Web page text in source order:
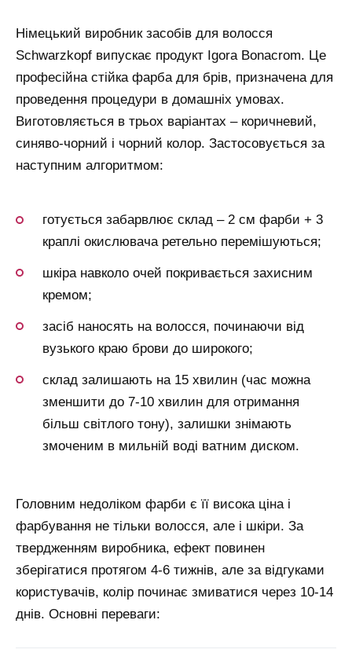
Німецький виробник засобів для волосся
Schwarzkopf випускає продукт Igora Bonacrom. Це
професійна стійка фарба для брів, призначена для
проведення процедури в домашніх умовах.
Виготовляється в трьох варіантах – коричневий,
синяво-чорний і чорний колор. Застосовується за
наступним алгоритмом:
готується забарвлює склад – 2 см фарби + 3
краплі окислювача ретельно перемішуються;
шкіра навколо очей покривається захисним
кремом;
засіб наносять на волосся, починаючи від
вузького краю брови до широкого;
склад залишають на 15 хвилин (час можна
зменшити до 7-10 хвилин для отримання
більш світлого тону), залишки знімають
змоченим в мильній воді ватним диском.
Головним недоліком фарби є її висока ціна і
фарбування не тільки волосся, але і шкіри. За
твердженням виробника, ефект повинен
зберігатися протягом 4-6 тижнів, але за відгуками
користувачів, колір починає змиватися через 10-14
днів. Основні переваги: